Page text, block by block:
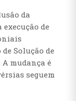
da
de
Solução de
mudança é
seguem